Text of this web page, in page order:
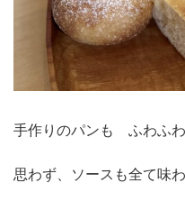
手作りのパンも ふわふわ
思わず、ソースも全て味わ